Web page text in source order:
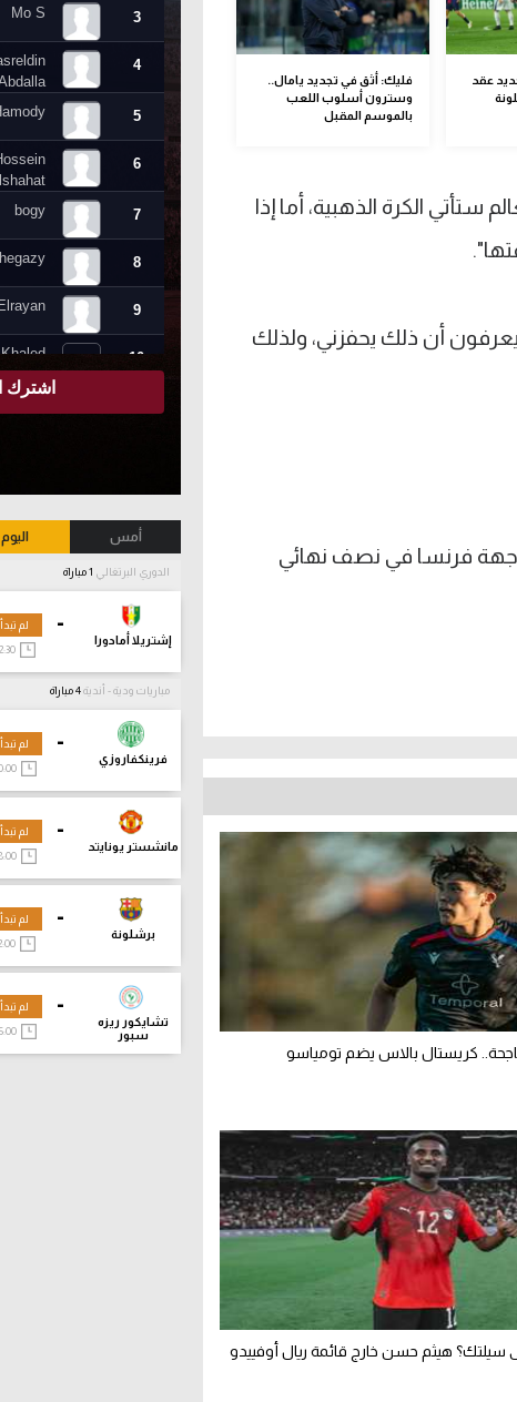
عقد
فليك: أثق في تجديد يامال..
وسترون أسلوب اللعب
بالموسم المقبل
الكرة الذهبية، أما إذا
أن ذلك يحفزني، ولذلك
فرنسا في نصف نهائي
كريستال بالاس يضم تومياسو
سيلتك؟ هيثم حسن خارج قائمة ريال أوفييدو
أمس اليوم
الدوري البرتغالي
-
إشتريلا أمادورا
لم تبدأ
22:30
مباريات ودية - أندية
-
فرينكفاروزي
لم تبدأ
20:00
-
مانشستر يونايتد
لم تبدأ
18:00
-
برشلونة
لم تبدأ
-
تشايكور ريزه
سبور
لم تبدأ
15:00